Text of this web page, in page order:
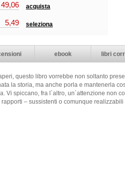
49,06 acquista
5,49 seleziona
ebook libri
questo libro vorrebbe non soltanto
la storia, ma anche porla e mantenerla
spiccano, fra l´altro, un´attenzione non
– sussistenti o comunque